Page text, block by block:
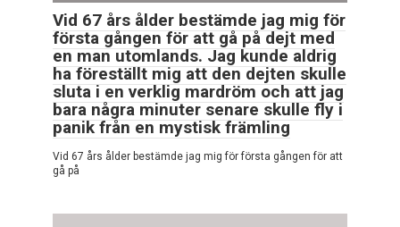
Vid 67 års ålder bestämde jag mig för
första gången för att gå på dejt med
en man utomlands. Jag kunde aldrig
ha föreställt mig att den dejten skulle
sluta i en verklig mardröm och att jag
bara några minuter senare skulle fly i
panik från en mystisk främling
Vid 67 års ålder bestämde jag mig för första gången för att
gå på